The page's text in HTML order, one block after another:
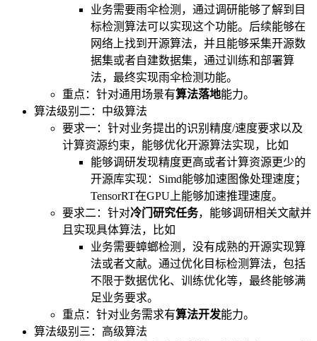
业务需要雨伞检测，通过调研能够了解到目
标检测算法可以实现这个功能。后续能够在
网络上找到开源算法，并且能够采集开源数
据集或者自建数据集，通过训练和部署算
法，最终实现雨伞检测功能。
重点：针对通用场景有算法落地能力。
算法级别二：中级算法
要求一：针对业务提出的识别精度/速度要求以及
计算资源约束，能够优化开源算法实现，比如
能够调研发现精度更高或者计算资源更少的
开源库实现：Simd能够加速图像处理速度；
TensorRT在GPU上能够加速推理速度。
要求二：针对冷门研究任务，能够调研相关文献并
且实现具体算法，比如
业务需要蟑螂检测，没有成熟的开源实现算
法或者文献。通过优化目标检测算法，包括
不限于数据优化、训练优化等，最终能够满
足业务要求。
重点：针对业务需求有算法开发能力。
算法级别三：高级算法